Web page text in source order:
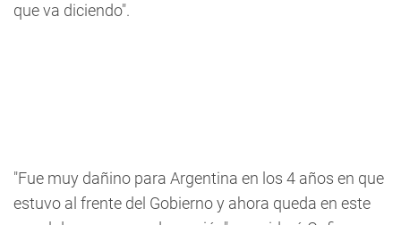
que va diciendo".
"Fue muy dañino para Argentina en los 4 años en que
estuvo al frente del Gobierno y ahora queda en este